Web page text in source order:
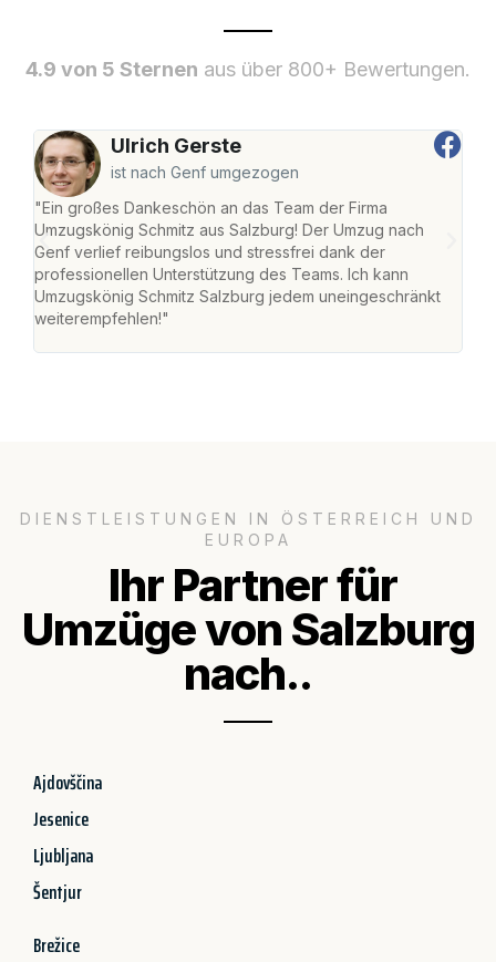
4.9 von 5 Sternen aus über 800+ Bewertungen.
Ulrich Gerste
ist nach Genf umgezogen
"Ein großes Dankeschön an das Team der Firma
Umzugskönig Schmitz aus Salzburg! Der Umzug nach
Genf verlief reibungslos und stressfrei dank der
professionellen Unterstützung des Teams. Ich kann
Umzugskönig Schmitz Salzburg jedem uneingeschränkt
weiterempfehlen!"
DIENSTLEISTUNGEN IN ÖSTERREICH UND
EUROPA
Ihr Partner für
Umzüge von Salzburg
nach..
Ajdovščina
Jesenice
Ljubljana
Šentjur
Brežice